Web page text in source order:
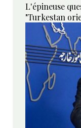
L'épineuse
"Turkestan